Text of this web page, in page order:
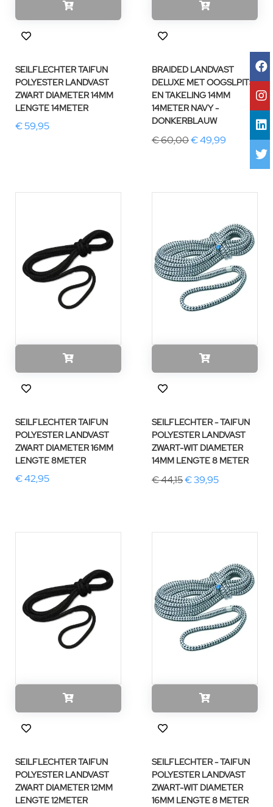
SEILFLECHTER TAIFUN
POLYESTER LANDVAST
ZWART DIAMETER 14MM
LENGTE 14METER
€ 59,95
BRAIDED LANDVAST
DELUXE MET OOGSLPITS
EN TAKELING 14MM
14METER NAVY -
DONKERBLAUW
€ 60,00€ 49,99
SEILFLECHTER TAIFUN
POLYESTER LANDVAST
ZWART DIAMETER 16MM
LENGTE 8METER
€ 42,95
SEILFLECHTER - TAIFUN
POLYESTER LANDVAST
ZWART-WIT DIAMETER
14MM LENGTE 8 METER
€ 44,15€ 39,95
SEILFLECHTER TAIFUN
POLYESTER LANDVAST
ZWART DIAMETER 12MM
LENGTE 12METER
SEILFLECHTER - TAIFUN
POLYESTER LANDVAST
ZWART-WIT DIAMETER
16MM LENGTE 8 METER